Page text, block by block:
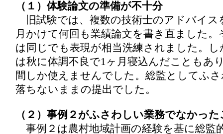
（１）体験論文の準備が不十分
旧試験では、複数の技術士のアドバイス
月かけて何回も業績論文を書き直ました。
は同じでも表現が相当洗練されました。
は秋に体調不良で1ヶ月寝込んだこともあ
間しか使えませんでした。総監としてふ
落ちないままの提出でした。
（２）事例２がふさわしい業務でなかった
事例２は農村地域計画の経験を基に総監